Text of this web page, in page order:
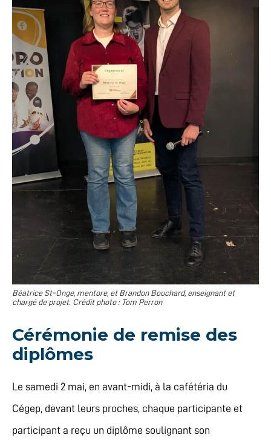
Béatrice St-Onge, mentore, et Brandon Bouchard, enseignant et
chargé de projet. Crédit photo : Tom Perron
Cérémonie de remise des
diplômes
Le samedi 2 mai, en avant-midi, à la cafétéria du
Cégep, devant leurs proches, chaque participante et
participant a reçu un diplôme soulignant son